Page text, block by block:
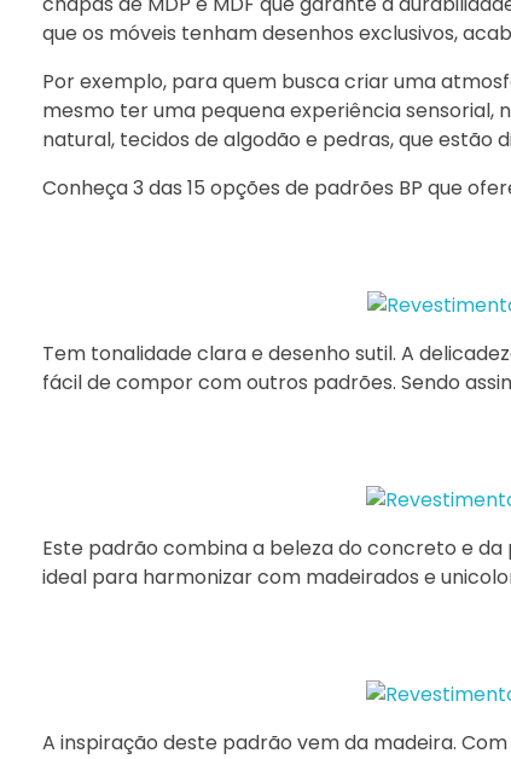
que os móveis tenham desenhos exclusivos,
Por exemplo, para quem busca criar uma
mesmo ter uma pequena experiência sensorial,
natural, tecidos de algodão e pedras, que estão
Conheça 3 das 15 opções de padrões BP que
Tem tonalidade clara e desenho sutil. A
fácil de compor com outros padrões. Sendo
Este padrão combina a beleza do concreto e
ideal para harmonizar com madeirados e
A inspiração deste padrão vem da madeira.